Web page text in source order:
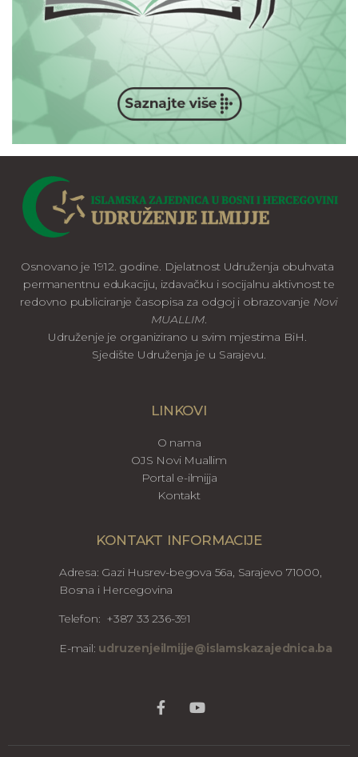
Osnovano je 1912. godine. Djelatnost Udruženja obuhvata
permanentnu edukaciju, izdavačku i socijalnu aktivnost te
redovno publiciranje časopisa za odgoj i obrazovanje Novi
MUALLIM.
Udruženje je organizirano u svim mjestima BiH.
Sjedište Udruženja je u Sarajevu.
LINKOVI
O nama
OJS Novi Muallim
Portal e-ilmijja
Kontakt
KONTAKT INFORMACIJE
Adresa: Gazi Husrev-begova 56a, Sarajevo 71000,
Bosna i Hercegovina
Telefon: +387 33 236-391
E-mail: udruzenjeilmijje@islamskazajednica.ba